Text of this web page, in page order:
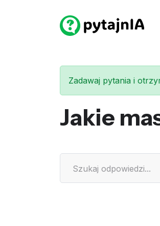
Zadawaj pytania i
Jakie